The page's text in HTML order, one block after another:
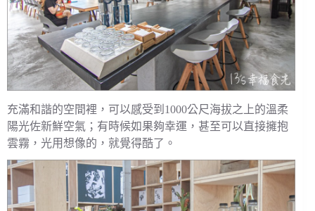
充滿和諧的空間裡，可以感受到1000公尺海拔之上的溫柔
陽光佐新鮮空氣；有時候如果夠幸運，甚至可以直接擁抱
雲霧，光用想像的，就覺得酷了。